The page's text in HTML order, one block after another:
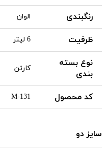
رنگبندی الوان
ظرفیت 6 لیتر
نوع بسته
بندی
کارتن
کد محصول M-131
سایز دو